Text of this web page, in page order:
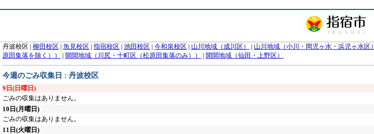
丹波校区 | 柳田校区 | 魚見校区 | 指宿校区 | 池田校区 | 今和泉校区 | 山川地域（成川区） | 山川地域（小川・岡児ヶ水・浜児ヶ水区）
原田集落を除く））
| 開聞地域（川尻・十町区（松原田集落のみ）） | 開聞地域（仙田・上野区）
今週のごみ収集日 : 丹波校区
9日 (日曜日)
ごみの収集はありません。
10日 (月曜日)
ごみの収集はありません。
11日 (火曜日)